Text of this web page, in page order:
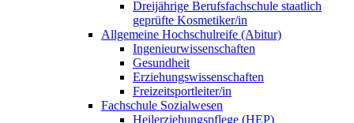
Dreijährige Berufsfachschule staatlich
geprüfte Kosmetiker/in
Allgemeine Hochschulreife (Abitur)
Ingenieurwissenschaften
Gesundheit
Erziehungswissenschaften
Freizeitsportleiter/in
Fachschule Sozialwesen
Heilerziehungspflege (HEP)